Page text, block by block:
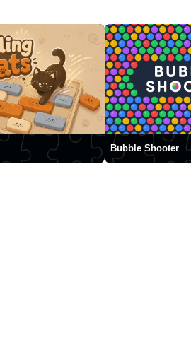
Bubble Shooter